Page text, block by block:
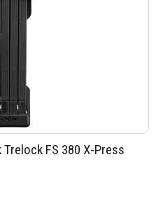
FS 380 X-Press